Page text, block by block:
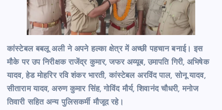
कांस्टेबल बबलू अली ने अपने हल्का क्षेत्र में अच्छी पहचान बनाई। इस
मौके पर उप निरीक्षक राजेंद्र कुमार, जफर अय्यूब, उमापति गिरी, अभिषेक
यादव, हेड मोहरिर रवि शंकर भारती, कांस्टेबल अरविंद पाल, सोनू यादव,
सीताराम यादव, अरुण कुमार सिंह, गोविंद मौर्य, शिवानंद चौधरी, मनोज
तिवारी सहित अन्य पुलिसकर्मी मौजूद रहे।